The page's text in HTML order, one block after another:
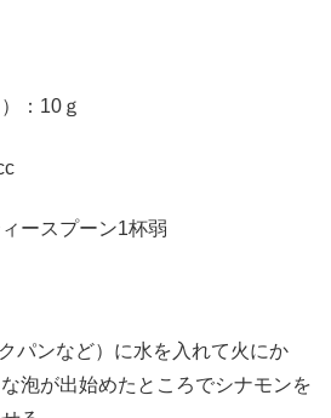
：10ｇ
ースプーン1杯弱
パンなど）に水を入れて火にか
泡が出始めたところでシナモンを